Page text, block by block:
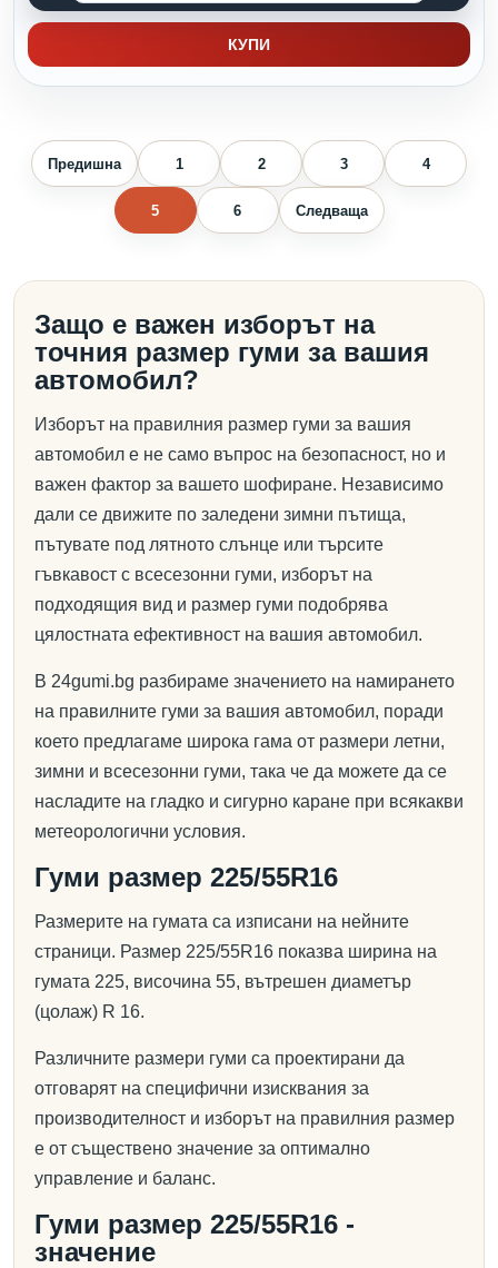
КУПИ
Предишна 1 2 3 4
5 6 Следваща
Защо е важен изборът на
точния размер гуми за вашия
автомобил?
Изборът на правилния размер гуми за вашия
автомобил е не само въпрос на безопасност, но и
важен фактор за вашето шофиране. Независимо
дали се движите по заледени зимни пътища,
пътувате под лятното слънце или търсите
гъвкавост с всесезонни гуми, изборът на
подходящия вид и размер гуми подобрява
цялостната ефективност на вашия автомобил.
В 24gumi.bg разбираме значението на намирането
на правилните гуми за вашия автомобил, поради
което предлагаме широка гама от размери летни,
зимни и всесезонни гуми, така че да можете да се
насладите на гладко и сигурно каране при всякакви
метеорологични условия.
Гуми размер 225/55R16
Размерите на гумата са изписани на нейните
страници. Размер 225/55R16 показва ширина на
гумата 225, височина 55, вътрешен диаметър
(цолаж) R 16.
Различните размери гуми са проектирани да
отговарят на специфични изисквания за
производителност и изборът на правилния размер
е от съществено значение за оптимално
управление и баланс.
Гуми размер 225/55R16 -
значение